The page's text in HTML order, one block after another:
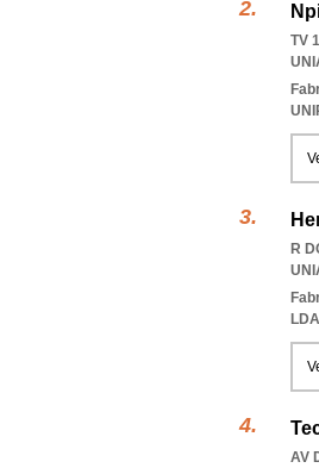
TV
R
LDA
AV